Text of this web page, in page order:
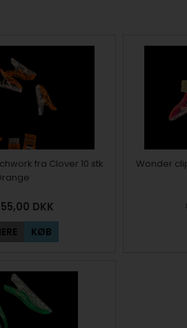
fra Clover 10 stk
55,00 DKK
KØB
Wonder